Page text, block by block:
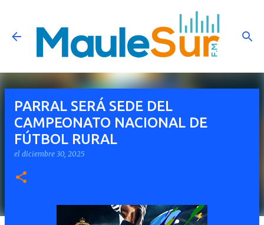
Ir al contenido principal
PARRAL SERÁ SEDE DEL
CAMPEONATO NACIONAL DE
FÚTBOL RURAL
el diciembre 30, 2025